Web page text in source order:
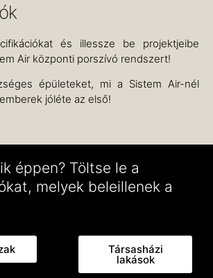
és illessze be projektjeibe
Air központi porszívó rendszert!
épületeket, mi a Sistem Air-nél
jóléte az első!
éppen? Töltse le a
melyek beleillenek a
Társasházi
lakások